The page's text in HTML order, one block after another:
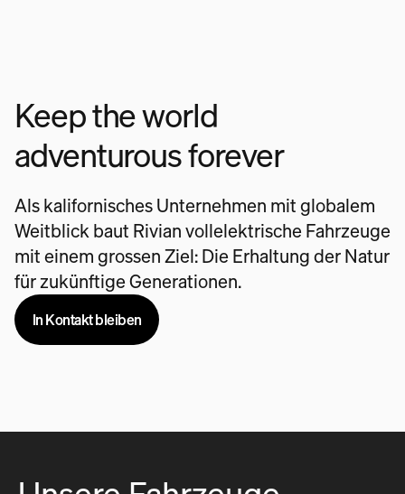
Keep the world
adventurous forever
Als kalifornisches Unternehmen mit globalem
Weitblick baut Rivian vollelektrische Fahrzeuge
mit einem grossen Ziel: Die Erhaltung der Natur
für zukünftige Generationen.
In Kontakt bleiben